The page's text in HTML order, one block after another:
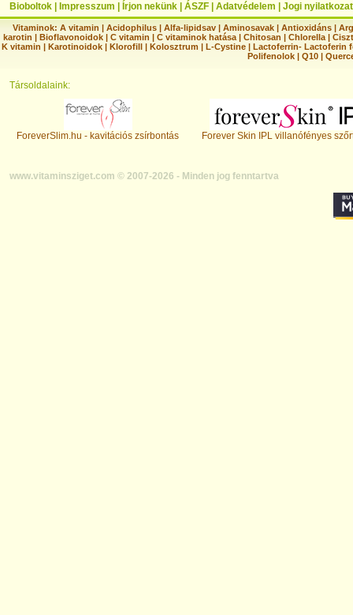
Bioboltok Impresszum Írjon nekünk ÁSZF Adatvédelem Jogi nyilatkozat
Vitaminok: A vitamin |Acidophilus |Alfa-lipidsav |Aminosavak |Antioxidáns |
karotin | Bioflavonoidok | C vitamin | C vitaminok hatása | Chitosan | Chlorella |
K vitamin | Karotinoidok | Klorofill | Kolosztrum | L-Cystine | Lactoferrin- Lactoferin
Polifenolok |Q10 |
Társoldalaink:
ForeverSlim.hu - kavitációs zsírbontás Forever Skin IPL villanófényes
www.vitaminsziget.com © 2007-2026 - Minden jog fenntartva